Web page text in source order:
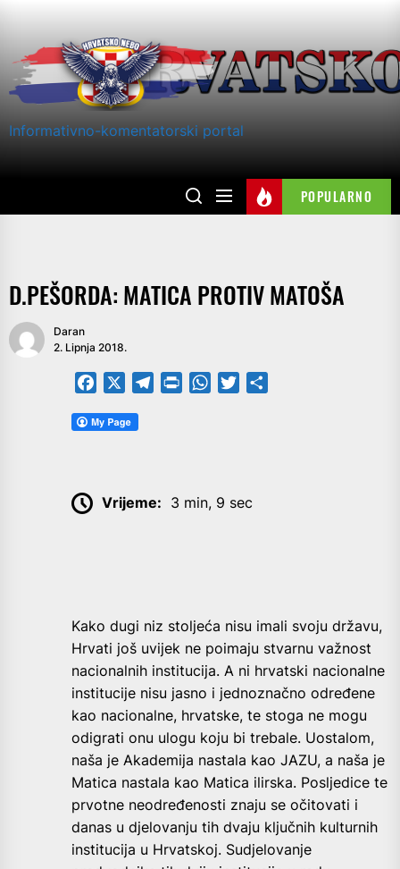
content
Informativno-komentatorski portal
POPULARNO
D.PEŠORDA: MATICA PROTIV MATOŠA
Daran
2. Lipnja 2018.
Facebook TelegramPrintFriendly
WhatsApp
Twitter
Vrijeme: 3 min, 9 sec
Kako dugi niz stoljeća nisu imali svoju državu,
Hrvati još uvijek ne poimaju stvarnu važnost
nacionalnih institucija. A ni hrvatski nacionalne
institucije nisu jasno i jednoznačno određene
kao nacionalne, hrvatske, te stoga ne mogu
odigrati onu ulogu koju bi trebale. Uostalom,
naša je Akademija nastala kao JAZU, a naša je
Matica nastala kao Matica ilirska. Posljedice te
prvotne neodređenosti znaju se očitovati i
danas u djelovanju tih dvaju ključnih kulturnih
institucija u Hrvatskoj. Sudjelovanje